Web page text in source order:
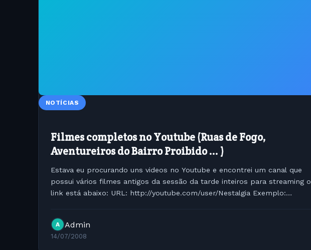
NOTÍCIAS
Filmes completos no Youtube (Ruas de Fogo,
Aventureiros do Bairro Proibido ... )
Estava eu procurando uns videos no Youtube e encontrei um canal que
possui vários filmes antigos da sessão da tarde inteiros para streaming o
link está abaixo: URL: http://youtube.com/user/Nestalgia Exemplo:
A Admin
14/07/2008